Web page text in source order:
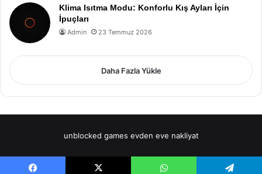
Klima Isıtma Modu: Konforlu Kış Ayları İçin
İpuçları
Admin 23 Temmuz 2026
Daha Fazla Yükle
unblocked games evden eve nakliyat